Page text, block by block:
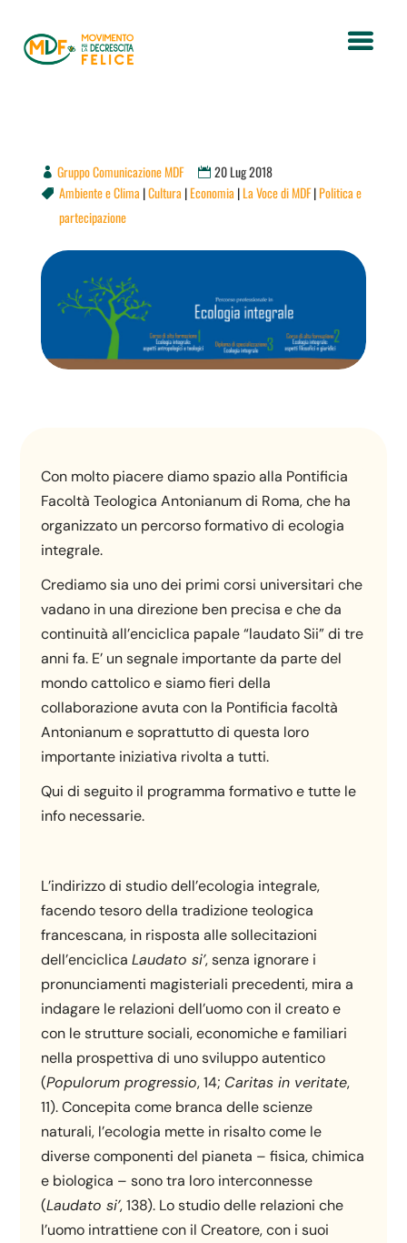
Gruppo Comunicazione MDF 20 Lug 2018
 Ambiente e Clima |Cultura |Economia |La Voce di MDF|Politica e
partecipazione
Con molto piacere diamo spazio alla Pontificia
Facoltà Teologica Antonianum di Roma, che ha
organizzato un percorso formativo di ecologia
integrale.
Crediamo sia uno dei primi corsi universitari che
vadano in una direzione ben precisa e che da
continuità all’enciclica papale “laudato Sii” di tre
anni fa. E’ un segnale importante da parte del
mondo cattolico e siamo fieri della
collaborazione avuta con la Pontificia facoltà
Antonianum e soprattutto di questa loro
importante iniziativa rivolta a tutti.
Qui di seguito il programma formativo e tutte le
info necessarie.
L’indirizzo di studio dell’ecologia integrale,
facendo tesoro della tradizione teologica
francescana, in risposta alle sollecitazioni
dell’enciclicaLaudato si’, senza ignorare i
pronunciamenti magisteriali precedenti, mira a
indagare le relazioni dell’uomo con il creato e
con le strutture sociali, economiche e familiari
nella prospettiva di uno sviluppo autentico
(Populorum progressio, 14; Caritas in veritate,
11). Concepita come branca delle scienze
naturali, l’ecologia mette in risalto come le
diverse componenti del pianeta – fisica, chimica
e biologica – sono tra loro interconnesse
(Laudato si’, 138). Lo studio delle relazioni che
l’uomo intrattiene con il Creatore, con i suoi